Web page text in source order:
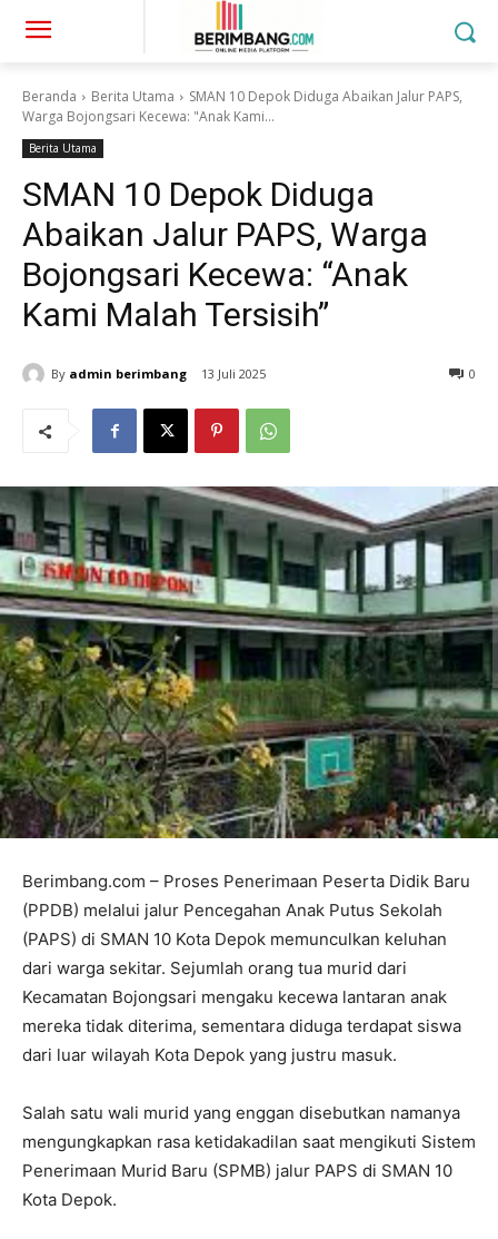
Beranda Berita Utama
SMAN 10 Depok Diduga Abaikan Jalur PAPS,
Warga Bojongsari Kecewa: "Anak Kami...
Berita Utama
SMAN 10 Depok Diduga
Abaikan Jalur PAPS, Warga
Bojongsari Kecewa: “Anak
Kami Malah Tersisih”
By admin berimbang 13 Juli 2025 0
Berimbang.com – Proses Penerimaan Peserta Didik Baru
(PPDB) melalui jalur Pencegahan Anak Putus Sekolah
(PAPS) di SMAN 10 Kota Depok memunculkan keluhan
dari warga sekitar. Sejumlah orang tua murid dari
Kecamatan Bojongsari mengaku kecewa lantaran anak
mereka tidak diterima, sementara diduga terdapat siswa
dari luar wilayah Kota Depok yang justru masuk.
Salah satu wali murid yang enggan disebutkan namanya
mengungkapkan rasa ketidakadilan saat mengikuti Sistem
Penerimaan Murid Baru (SPMB) jalur PAPS di SMAN 10
Kota Depok.